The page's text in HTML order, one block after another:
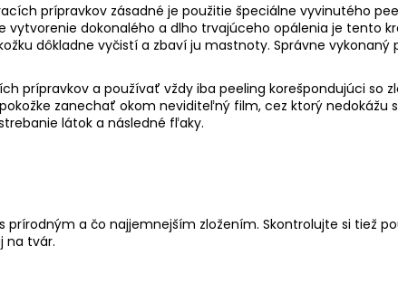
prípravkov zásadné je použitie špeciálne vyvinutého
vytvorenie dokonalého a dlho trvajúceho opálenia je tento
dôkladne vyčistí a zbaví ju mastnoty. Správne vykonaný
prípravkov a používať vždy iba peeling korešpondujúci so
zanechať okom neviditeľný film, cez ktorý nedokážu
látok a následné fľaky.
a čo najjemnejším zložením. Skontrolujte si tiež
na tvár.